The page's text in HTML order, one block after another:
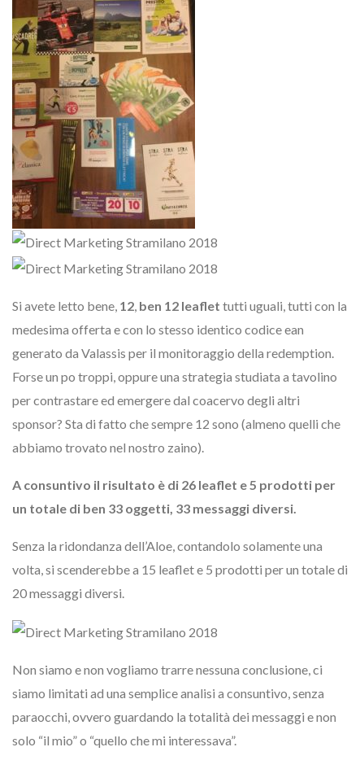
Si avete letto bene, 12, ben 12 leaflet tutti uguali, tutti con la
medesima offerta e con lo stesso identico codice ean
generato da Valassis per il monitoraggio della redemption.
Forse un po troppi, oppure una strategia studiata a tavolino
per contrastare ed emergere dal coacervo degli altri
sponsor? Sta di fatto che sempre 12 sono (almeno quelli che
abbiamo trovato nel nostro zaino).
A consuntivo il risultato è di 26 leaflet e 5 prodotti per
un totale di ben 33 oggetti, 33 messaggi diversi.
Senza la ridondanza dell’Aloe, contandolo solamente una
volta, si scenderebbe a 15 leaflet e 5 prodotti per un totale di
20 messaggi diversi.
Non siamo e non vogliamo trarre nessuna conclusione, ci
siamo limitati ad una semplice analisi a consuntivo, senza
paraocchi, ovvero guardando la totalità dei messaggi e non
solo “il mio” o “quello che mi interessava”.